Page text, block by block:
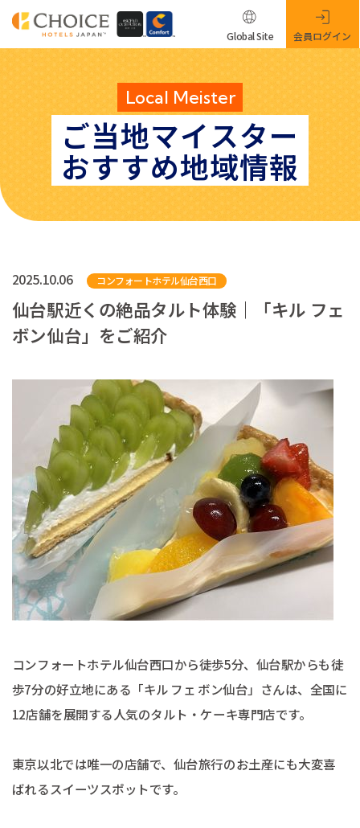
Local Meister
ご当地マイスター
おすすめ地域情報
Global Site 会員ログイン
2025.10.06 コンフォートホテル仙台西口
仙台駅近くの絶品タルト体験｜「キル フェ
ボン仙台」をご紹介
コンフォートホテル仙台西口から徒歩5分、仙台駅からも徒
歩7分の好立地にある「キル フェ ボン仙台」さんは、全国に
12店舗を展開する人気のタルト・ケーキ専門店です。
東京以北では唯一の店舗で、仙台旅行のお土産にも大変喜
ばれるスイーツスポットです。